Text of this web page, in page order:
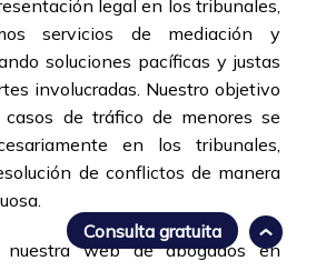
legal en los tribunales,
servicios de mediación y
soluciones pacíficas y justas
involucradas. Nuestro objetivo
de tráfico de menores se
en los tribunales,
de conflictos de manera
nuestra web de abogados en
Consulta gratuita